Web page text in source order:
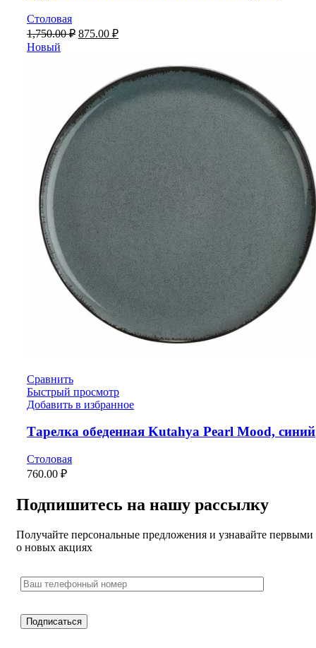
Столовая
1,750.00₽ 875.00 ₽
Новый
Сравнить
Быстрый просмотр
Добавить в избранное
Тарелка обеденная Kutahya Pearl Mood, синий
Столовая
760.00 ₽
Подпишитесь на нашу рассылку
Получайте персональные предложения и узнавайте первыми
о новых акциях